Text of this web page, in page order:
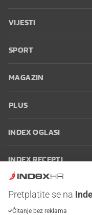
VIJESTI
SPORT
MAGAZIN
PLUS
INDEX OGLASI
INDEX RECEPTI
Oglašavanje Zaposli se na
Pretplatite se na
Čitanje bez reklama